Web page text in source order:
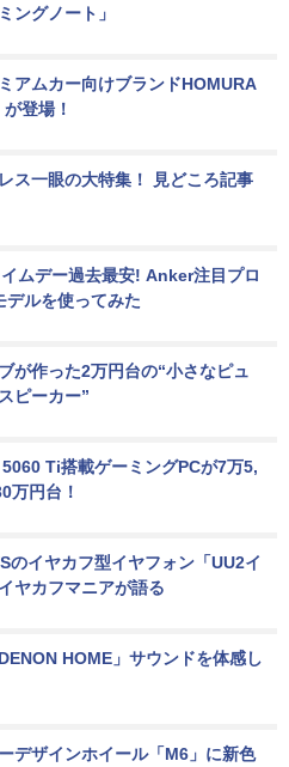
ングノート」
アムカー向けブランドHOMURA
登場！
ス一眼の大特集！ 見どころ記事
ムデー過去最安! Anker注目プロ
デルを使ってみた
が作った2万円台の“小さなピュ
ピーカー”
Ti搭載ゲーミングPCが7万5,
万円台！
のイヤカフ型イヤフォン「UU2イ
ヤカフマニアが語る
HOME」サウンドを体感し
デザインホイール「M6」に新色